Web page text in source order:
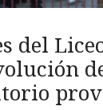
del